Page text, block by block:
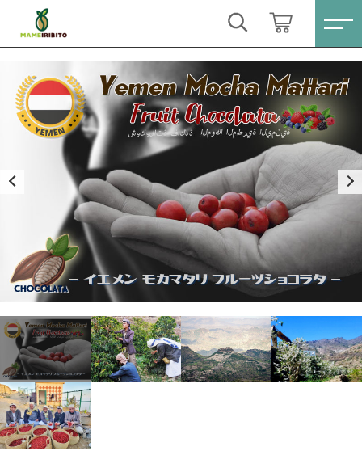
カートに商品を追加しました
イエメン モカマタリ フルーツショコラタ
挽き方
煎り方
数量
（税込）
ショッピングを続ける
カートを確認する
ログイン / 会員登録
お気に入り
すべての商品
Sale(セール)
おススメ商品
ブレンドコーヒー
月別商品ラインナップ
コーヒー器具
その他
すべて
Sale(セール)
おススメ商品
コーヒー豆シングル
月別商品ラインナップ
コーヒー器具
キーワード検索
こだわり検索
親カテゴリ
子カテゴリ
価格帯
～
その他
在庫あり